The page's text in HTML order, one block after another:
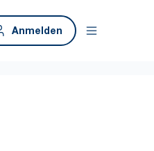
Anmelden